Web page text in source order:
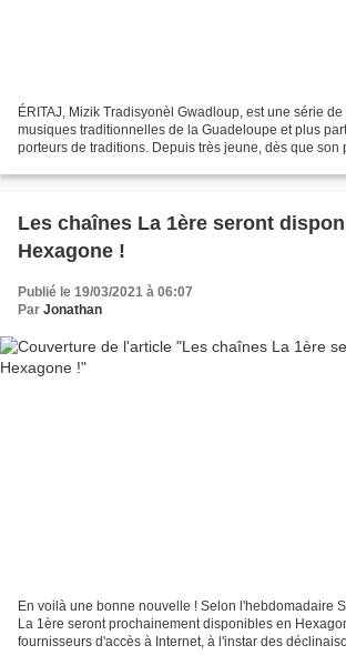
ÉRITAJ, Mizik Tradisyonèl Gwadloup, est une série
musiques traditionnelles de la Guadeloupe et plus
porteurs de traditions. Depuis très jeune, dès que son
Les chaînes La 1ère seront
Hexagone !
Publié le 19/03/2021 à 06:07
Par Jonathan
En voilà une bonne nouvelle ! Selon l'hebdomadaire
La 1ère seront prochainement disponibles en
fournisseurs d'accès à Internet, à l'instar des